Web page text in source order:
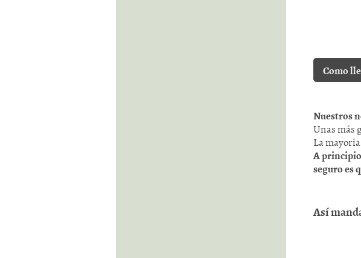
Como
Nuestros
Unas más
La
A
seguro es
Así